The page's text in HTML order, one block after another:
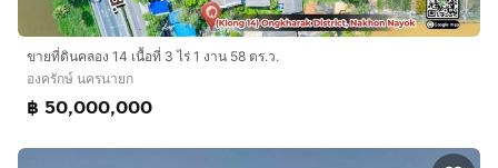
ขายที่ดินคลอง 14 เนื้อที่ 3 ไร่ 1 งาน 58 ตร.ว.
องครักษ์ นครนายก
฿ 50,000,000